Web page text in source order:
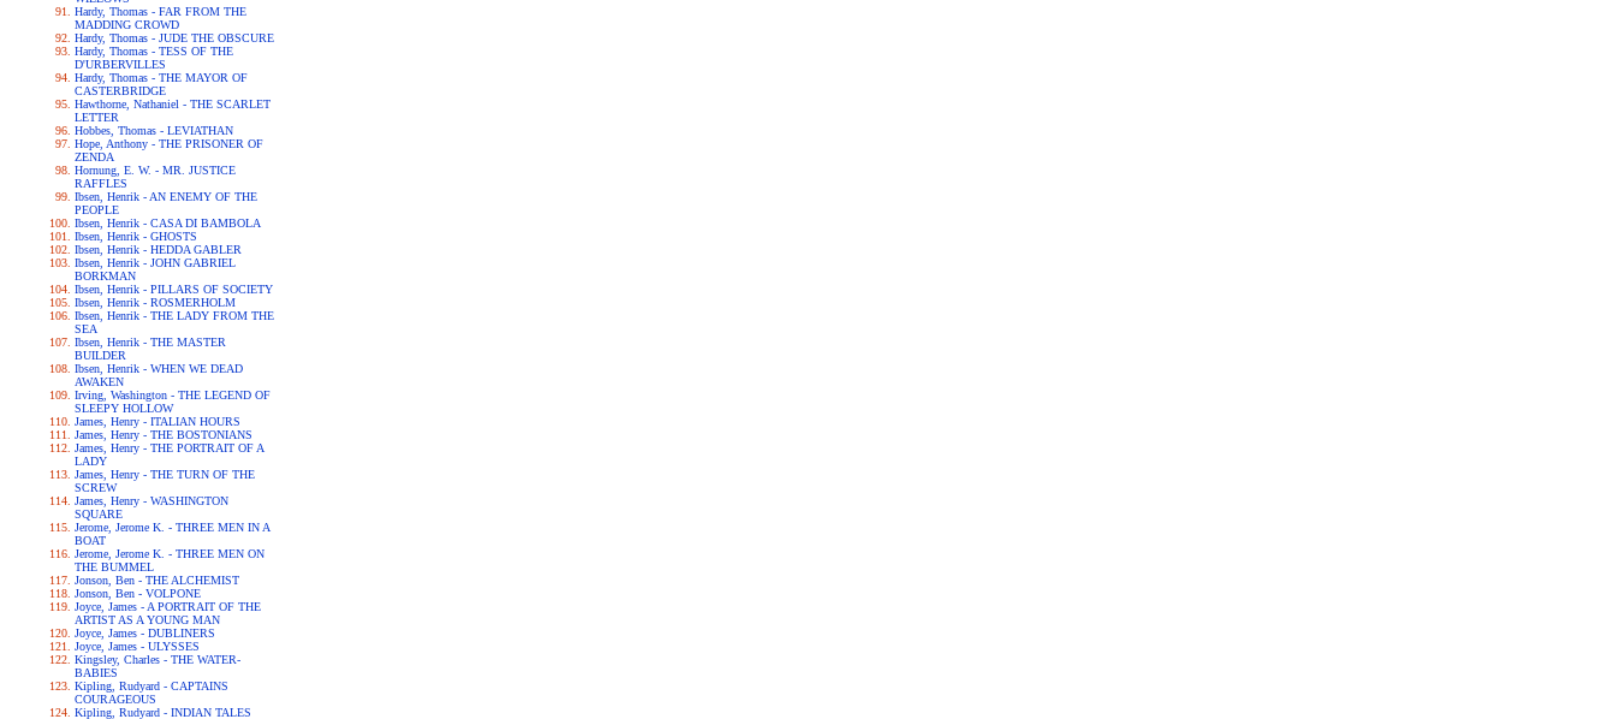
Hardy, Thomas - FAR FROM THE
MADDING CROWD
Hardy, Thomas - JUDE THE OBSCURE
Hardy, Thomas - TESS OF THE
D'URBERVILLES
Hardy, Thomas - THE MAYOR OF
CASTERBRIDGE
Hawthorne, Nathaniel - THE SCARLET
LETTER
Hobbes, Thomas - LEVIATHAN
Hope, Anthony - THE PRISONER OF
ZENDA
Hornung, E. W. - MR. JUSTICE
RAFFLES
Ibsen, Henrik - AN ENEMY OF THE
PEOPLE
Ibsen, Henrik - CASA DI BAMBOLA
Ibsen, Henrik - GHOSTS
Ibsen, Henrik - HEDDA GABLER
Ibsen, Henrik - JOHN GABRIEL
BORKMAN
Ibsen, Henrik - PILLARS OF SOCIETY
Ibsen, Henrik - ROSMERHOLM
Ibsen, Henrik - THE LADY FROM THE
SEA
Ibsen, Henrik - THE MASTER
BUILDER
Ibsen, Henrik - WHEN WE DEAD
AWAKEN
Irving, Washington - THE LEGEND OF
SLEEPY HOLLOW
James, Henry - ITALIAN HOURS
James, Henry - THE BOSTONIANS
James, Henry - THE PORTRAIT OF A
LADY
James, Henry - THE TURN OF THE
SCREW
James, Henry - WASHINGTON
SQUARE
Jerome, Jerome K. - THREE MEN IN A
BOAT
Jerome, Jerome K. - THREE MEN ON
THE BUMMEL
Jonson, Ben - THE ALCHEMIST
Jonson, Ben - VOLPONE
Joyce, James - A PORTRAIT OF THE
ARTIST AS A YOUNG MAN
Joyce, James - DUBLINERS
Joyce, James - ULYSSES
Kingsley, Charles - THE WATER-
BABIES
Kipling, Rudyard - CAPTAINS
COURAGEOUS
Kipling, Rudyard - INDIAN TALES